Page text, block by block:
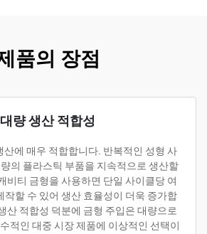
품의 장점
대량 생산 적합성
산에 매우 적합합니다. 반복적인 성형 사
의 플라스틱 부품을 지속적으로 생산할
비티 금형을 사용하면 단일 사이클당 여
작할 수 있어 생산 효율성이 더욱 증가합
산 적합성 덕분에 금형 주입은 대량으로
적인 대중 시장 제품에 이상적인 선택이